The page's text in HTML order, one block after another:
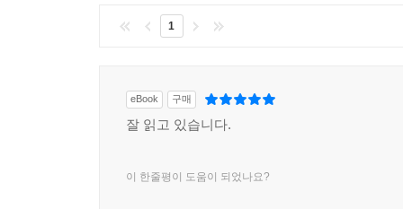
1
eBook 구매
잘 읽고 있습니다.
이 한줄평이 도움이 되었나요?